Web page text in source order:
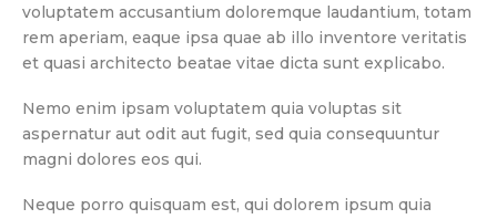
voluptatem accusantium doloremque laudantium, totam
rem aperiam, eaque ipsa quae ab illo inventore veritatis
et quasi architecto beatae vitae dicta sunt explicabo.
Nemo enim ipsam voluptatem quia voluptas sit
aspernatur aut odit aut fugit, sed quia consequuntur
magni dolores eos qui.
Neque porro quisquam est, qui dolorem ipsum quia